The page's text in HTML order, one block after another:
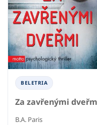
BELETRIA
Za zavřenými
B.A. Paris